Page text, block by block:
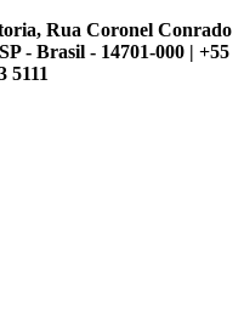
Rua Coronel Conrado
- Brasil - 14701-000 | +55
5111